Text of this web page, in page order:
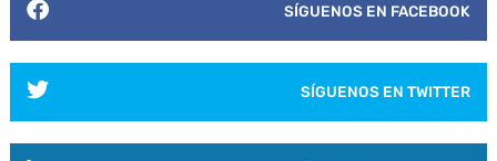
SÍGUENOS EN FACEBOOK
SÍGUENOS EN TWITTER